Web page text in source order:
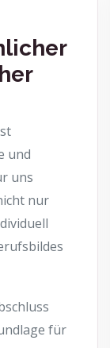
und
uns
nur
für